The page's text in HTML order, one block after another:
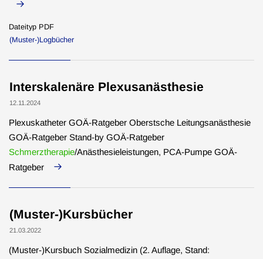
Dateityp PDF
(Muster-)Logbücher
Interskalenäre Plexusanästhesie
12.11.2024
Plexuskatheter GOÄ-Ratgeber Oberstsche Leitungsanästhesie
GOÄ-Ratgeber Stand-by GOÄ-Ratgeber
Schmerztherapie/Anästhesieleistungen, PCA-Pumpe GOÄ-
Ratgeber
(Muster-)Kursbücher
21.03.2022
(Muster-)Kursbuch Sozialmedizin (2. Auflage, Stand: